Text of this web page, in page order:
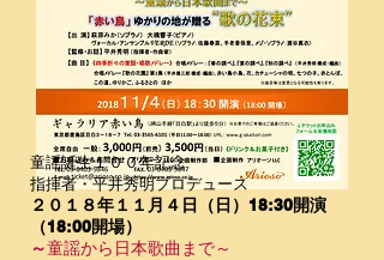
童謡誕生１００年記念
指揮者・平井秀明プロデュース
２０１８年１１月４日（日）18:30開演
（18:00開場）
～童謡から日本歌曲まで～